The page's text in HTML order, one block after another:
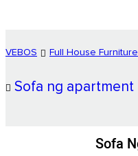
VEBOS Full House Furniture
Sofa ng apartment
Sofa